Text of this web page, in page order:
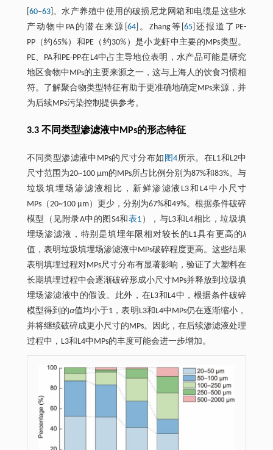
60‒63]。水产养殖中使用的破损尼龙网箱和电缆是这些水
产动物中PA的潜在来源[ 64]。Zhang等[ 65]还报道了PE-
PP（约65%）和PE（约30%）是小龙虾中主要的MPs类型。
PE、PA和PE-PP在L4中占主导地位表明，水产品可能是研究
地区食物中MPs的主要来源之一，这与上海人的饮食习惯相
符。了解聚合物类型特征有助于更准确地确定MPs来源，并
为后续MPs污染控制提供参考。
3.3 不同类型渗滤液中MPs的形态特征
不同类型渗滤液中MPs的尺寸分布如 图4所示。在L1和L2中
尺寸范围为20~100 μm的MPs所占比例分别为87%和83%。与
垃圾填埋场渗滤液相比，新鲜渗滤液L3和L4中小尺寸
MPs（20~100 μm）更少，分别为67%和49%。根据条件破碎
模型（见附录A中的图S4和 表1 ），与L3和L4相比，垃圾填
埋场渗滤液，特别是填埋年限相对较长的L1具有更高的λ
值，表明垃圾填埋场渗滤液中MPs破碎程度更高。这些结果
表明填埋过程对MPs尺寸分布有显著影响，验证了大塑料在
长期填埋过程中会逐渐破碎形成小尺寸MPs并释放到垃圾填
埋场渗滤液中的假设。此外，在L3和L4中，根据条件破碎
模型得到的α值均小于1，表明L3和L4中MPs仍在逐渐缩小，
并将继续破碎成更小尺寸的MPs。因此，在后续渗滤液处理
过程中，L3和L4中MPs的丰度可能会进一步增加。